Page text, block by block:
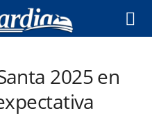
2025 en